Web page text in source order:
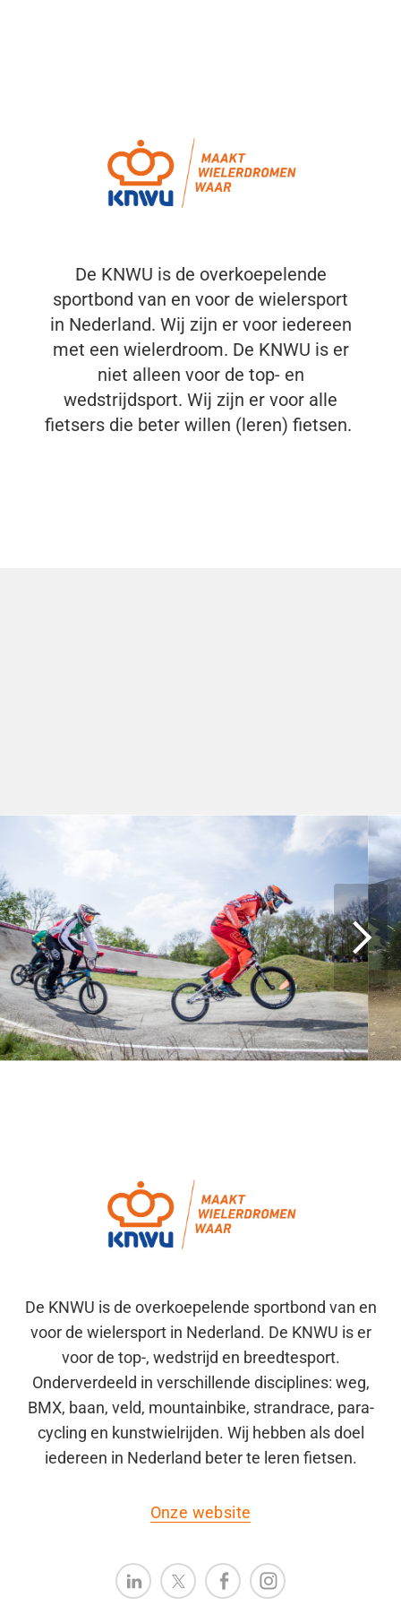
De KNWU is de overkoepelende
sportbond van en voor de wielersport
in Nederland. Wij zijn er voor iedereen
met een wielerdroom. De KNWU is er
niet alleen voor de top- en
wedstrijdsport. Wij zijn er voor alle
fietsers die beter willen (leren) fietsen.
De KNWU is de overkoepelende sportbond van en
voor de wielersport in Nederland. De KNWU is er
voor de top-, wedstrijd en breedtesport.
Onderverdeeld in verschillende disciplines: weg,
BMX, baan, veld, mountainbike, strandrace, para-
cycling en kunstwielrijden. Wij hebben als doel
iedereen in Nederland beter te leren fietsen.
Onze website